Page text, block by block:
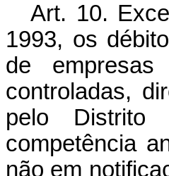
Art. 10.
1993, os
de
controladas,
pelo Distrito
competência
não em